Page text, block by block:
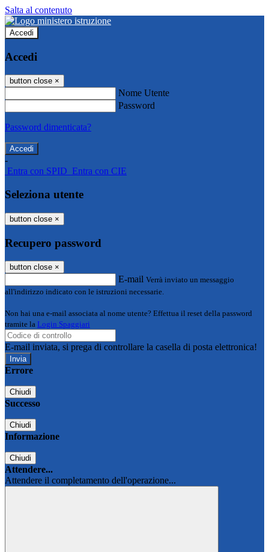
Salta al contenuto
Accedi
Accedi
button close ×
Nome Utente
Password
Password dimenticata?
-
Entra con SPID Entra con CIE
Seleziona utente
button close ×
Recupero password
button close ×
E-mail Verrà inviato un messaggio
all'indirizzo indicato con le istruzioni necessarie.
Non hai una e-mail associata al nome utente? Effettua il reset della password
tramite la Login Spaggiari
E-mail inviata, si prega di controllare la casella di posta elettronica!
Errore
Chiudi
Successo
Chiudi
Informazione
Chiudi
Attendere...
Attendere il completamento dell'operazione...